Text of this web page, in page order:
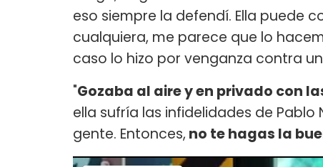
eso siempre la defendí. Ella puede
cualquiera, me parece que lo
caso lo hizo por venganza contra
"Gozaba al aire y en privado con
ella sufría las infidelidades de
gente. Entonces, no te hagas la